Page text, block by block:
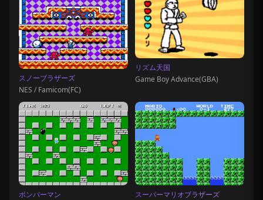
スノーブラザーズ
NES / Famicom(FC)
リズム天国
Game Boy Advance(GBA)
ボンバーマン
スーパーマリオブラザーズ